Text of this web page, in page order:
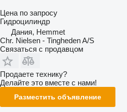
Цена по запросу
Гидроцилиндр
Дания, Hemmet
Chr. Nielsen - Tingheden A/S
Связаться с продавцом
Продаете технику?
Делайте это вместе с нами!
Разместить объявление